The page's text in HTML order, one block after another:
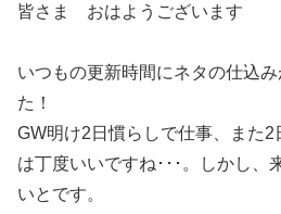
皆さま おはようございます
いつもの更新時間にネタの仕込
た！
GW明け2日慣らしで仕事、また2
は丁度いいですね･･･。しかし、
いとです。